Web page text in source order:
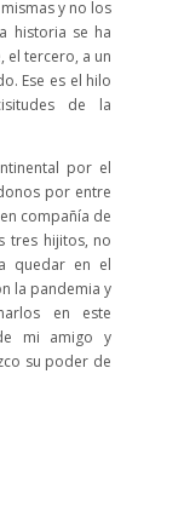
y no los
historia se ha
el tercero, a un
Ese es el hilo
de la
por el
por entre
compañía de
tres hijitos, no
quedar en el
la pandemia y
en este
mi amigo y
su poder de